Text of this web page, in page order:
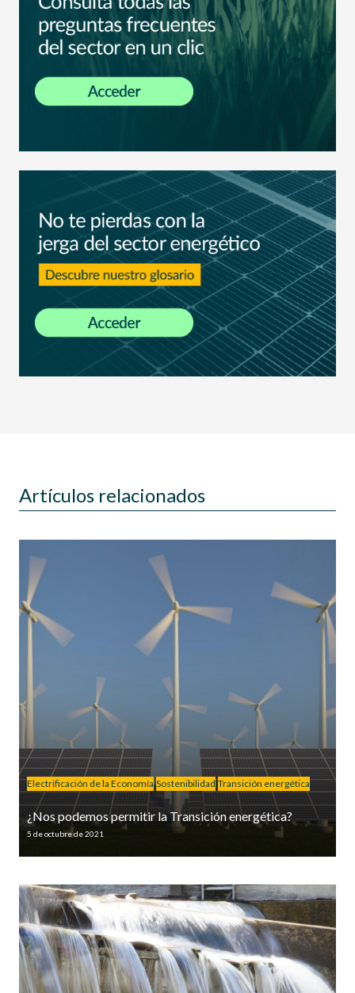
Artículos relacionados
Electrificación de la Economía Sostenibilidad Transición energética
¿Nos podemos permitir la Transición energética?
5 de octubre de 2021